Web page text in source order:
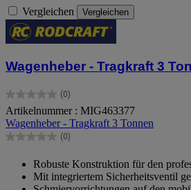
Vergleichen Vergleichen
Wagenheber - Tragkraft 3
(0)
0.0
von
5
Sternen.
Artikelnummer : MIG463377
Wagenheber - Tragkraft 3 Tonnen
(0)
0.0
Sternen.
Robuste Konstruktion für den
Mit integriertem Sicherheitsventil